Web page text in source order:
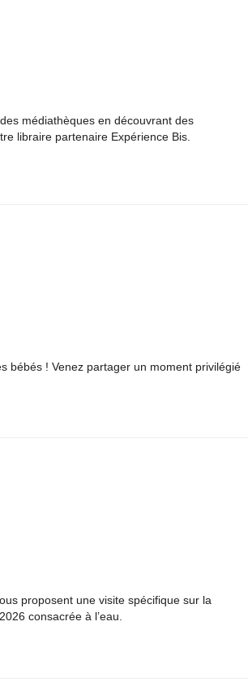
médiathèques en découvrant des
libraire partenaire Expérience Bis.
bébés ! Venez partager un moment privilégié
proposent une visite spécifique sur la
consacrée à l’eau.